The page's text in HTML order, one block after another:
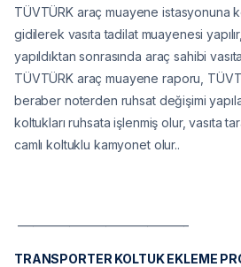
TÜVTÜRK araç muayene istasyonuna
gidilerek vasıta tadilat muayenesi
yapıldıktan sonrasında araç sahibi
TÜVTÜRK araç muayene raporu,
beraber noterden ruhsat değişimi
koltukları ruhsata işlenmiş olur, vasıta
camlı koltuklu kamyonet olur..
TRANSPORTER KOLTUK EKLEME